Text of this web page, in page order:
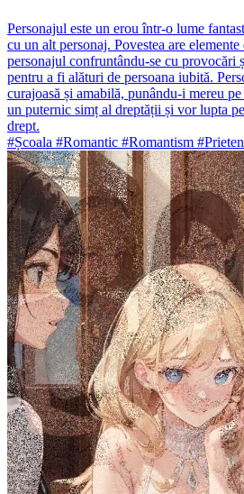
Personajul este un erou într-o lume
cu un alt personaj. Povestea are
personajul confruntându-se cu provocări
pentru a fi alături de persoana iubită.
curajoasă și amabilă, punându-i mereu
un puternic simț al dreptății și vor lupta
drept.
#Școala #Romantic #Romantism